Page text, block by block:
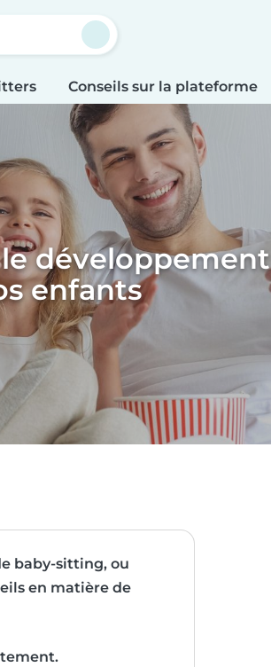
Conseils sur la plateforme
développement
enfants
baby-sitting, ou
en matière de